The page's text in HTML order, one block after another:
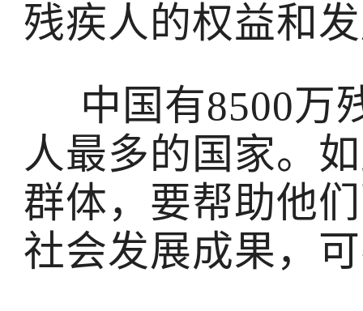
残疾人的权益和
中国有8500万
人最多的国家。
群体，要帮助他
社会发展成果，